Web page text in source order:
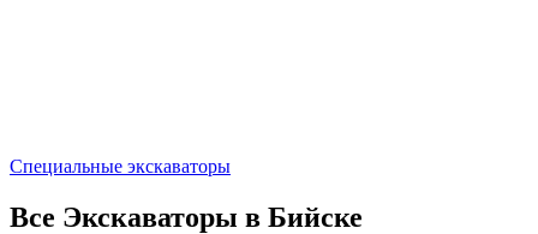
Специальные экскаваторы
Все Экскаваторы в Бийске